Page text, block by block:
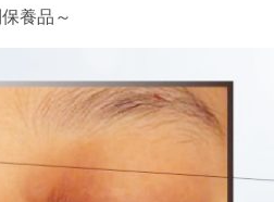
養品～